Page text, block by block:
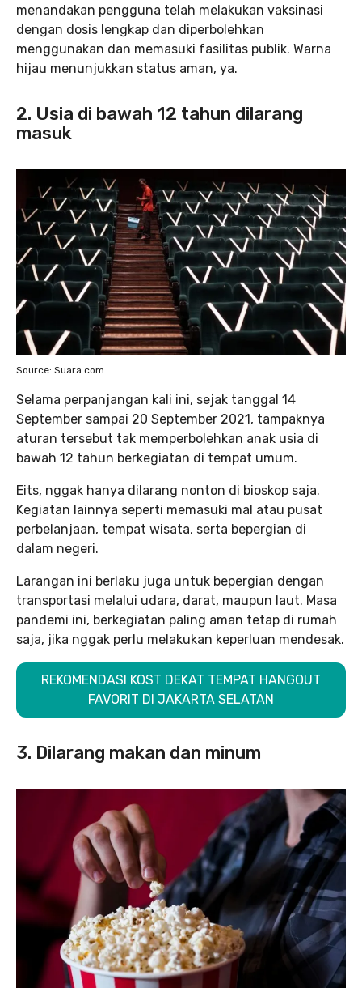
menandakan pengguna telah melakukan vaksinasi
dengan dosis lengkap dan diperbolehkan
menggunakan dan memasuki fasilitas publik. Warna
hijau menunjukkan status aman, ya.
2. Usia di bawah 12 tahun dilarang
masuk
Source: Suara.com
Selama perpanjangan kali ini, sejak tanggal 14
September sampai 20 September 2021, tampaknya
aturan tersebut tak memperbolehkan anak usia di
bawah 12 tahun berkegiatan di tempat umum.
Eits, nggak hanya dilarang nonton di bioskop saja.
Kegiatan lainnya seperti memasuki mal atau pusat
perbelanjaan, tempat wisata, serta bepergian di
dalam negeri.
Larangan ini berlaku juga untuk bepergian dengan
transportasi melalui udara, darat, maupun laut. Masa
pandemi ini, berkegiatan paling aman tetap di rumah
saja, jika nggak perlu melakukan keperluan mendesak.
REKOMENDASI KOST DEKAT TEMPAT HANGOUT
FAVORIT DI JAKARTA SELATAN
3. Dilarang makan dan minum